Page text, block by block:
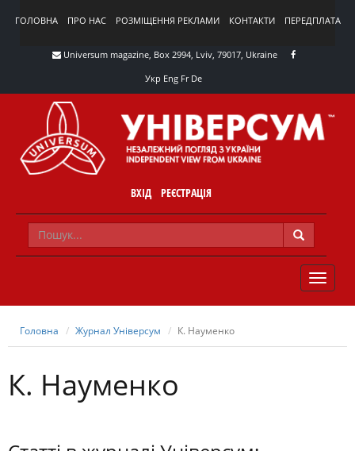
ГОЛОВНА ПРО НАС РОЗМІЩЕННЯ РЕКЛАМИ КОНТАКТИ ПЕРЕДПЛАТА
Universum magazine, Box 2994, Lviv, 79017, Ukraine
Укр Eng Fr De
ВХІД РЕЄСТРАЦІЯ
TOGGLE
Головна Журнал Універсум К. Науменко
К. Науменко